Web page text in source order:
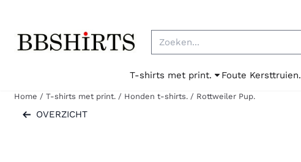
Zoeken
T-shirts met print. Foute Kersttruien.
Home / T-shirts met print. / Honden t-shirts. / Rottweiler Pup.
OVERZICHT